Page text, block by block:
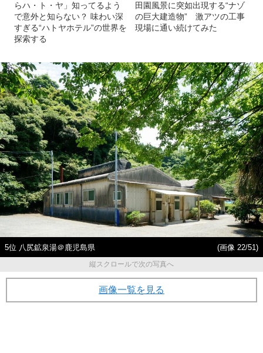
らハ・ト・ヤ」知ってるよう
で意外と知らない？ 味わい深
すぎる“ハトヤホテル”の世界を
探索する
田園風景に突如出現する“ナゾ
の巨大建造物” 激アツの工事
現場に通い続けてみた
5位 八尻鉱泉湯＠鹿児島県
(画像 22/51)
縦スクロールで次の写真へ
画像一覧を見る